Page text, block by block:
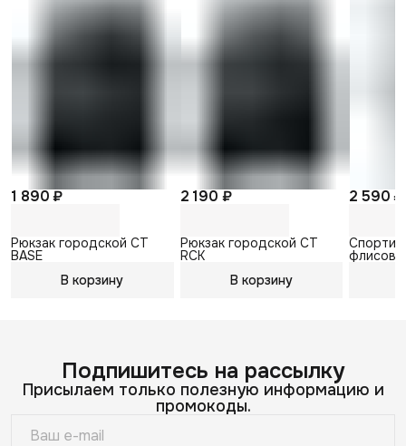
1 890 ₽
Рюкзак городской CT
BASE
В корзину
2 190 ₽
Рюкзак городской CT
RCK
В корзину
2 590 ₽
Подпишитесь на рассылку
Присылаем только полезную информацию и
промокоды.